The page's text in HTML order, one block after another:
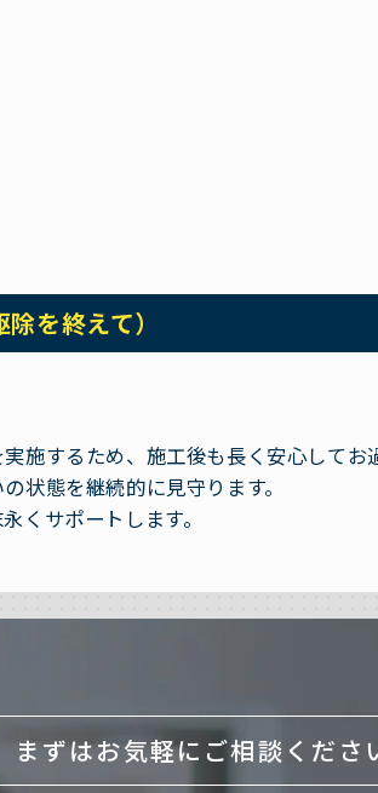
を終えて）
するため、施工後も長く安心してお
状態を継続的に見守ります。
くサポートします。
まずはお気軽にご相談くださ